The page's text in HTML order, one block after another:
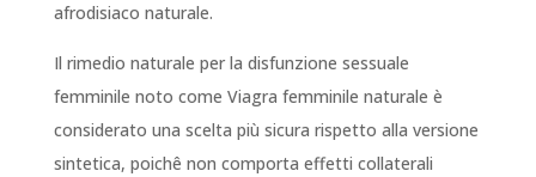
afrodisiaco naturale.
Il rimedio naturale per la disfunzione sessuale
femminile noto come Viagra femminile naturale è
considerato una scelta più sicura rispetto alla versione
sintetica, poichê non comporta effetti collaterali